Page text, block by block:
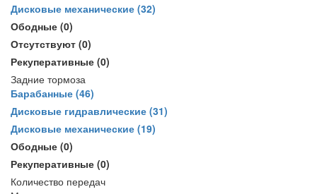
Дисковые механические (32)
Ободные (0)
Отсутствуют (0)
Рекуперативные (0)
Задние тормоза
Барабанные (46)
Дисковые гидравлические (31)
Дисковые механические (19)
Ободные (0)
Рекуперативные (0)
Количество передач